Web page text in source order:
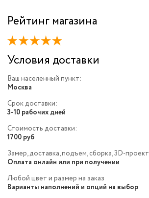
Рейтинг магазина
Условия доставки
Ваш населенный пункт:
Москва
Срок доставки:
3-10 рабочих дней
Стоимость доставки:
1700 руб
Замер, доставка, подъем, сборка, 3D-проект
Оплата онлайн или при получении
Любой цвет и размер на заказ
Варианты наполнений и опций на выбор